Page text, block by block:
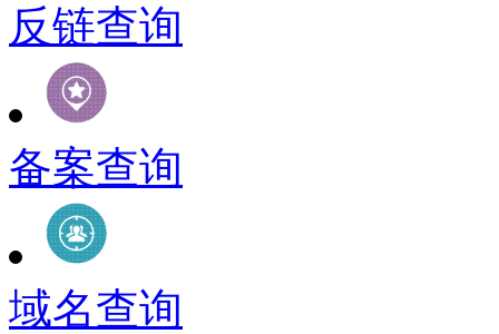
反链查询
备案查询
域名查询